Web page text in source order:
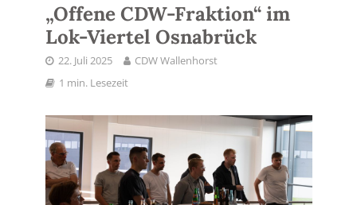
„Offene CDW-Fraktion“ im
Lok-Viertel Osnabrück
22. Juli 2025
CDW Wallenhorst
1 min. Lesezeit